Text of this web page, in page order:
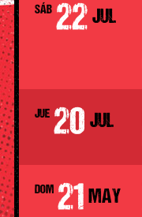
SÁB 22 JUL
JUE 20 JUL
DOM 21 MAY